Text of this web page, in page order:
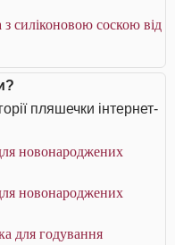
силіконовою соскою від
пляшечки інтернет-
новонароджених
новонароджених
для годування